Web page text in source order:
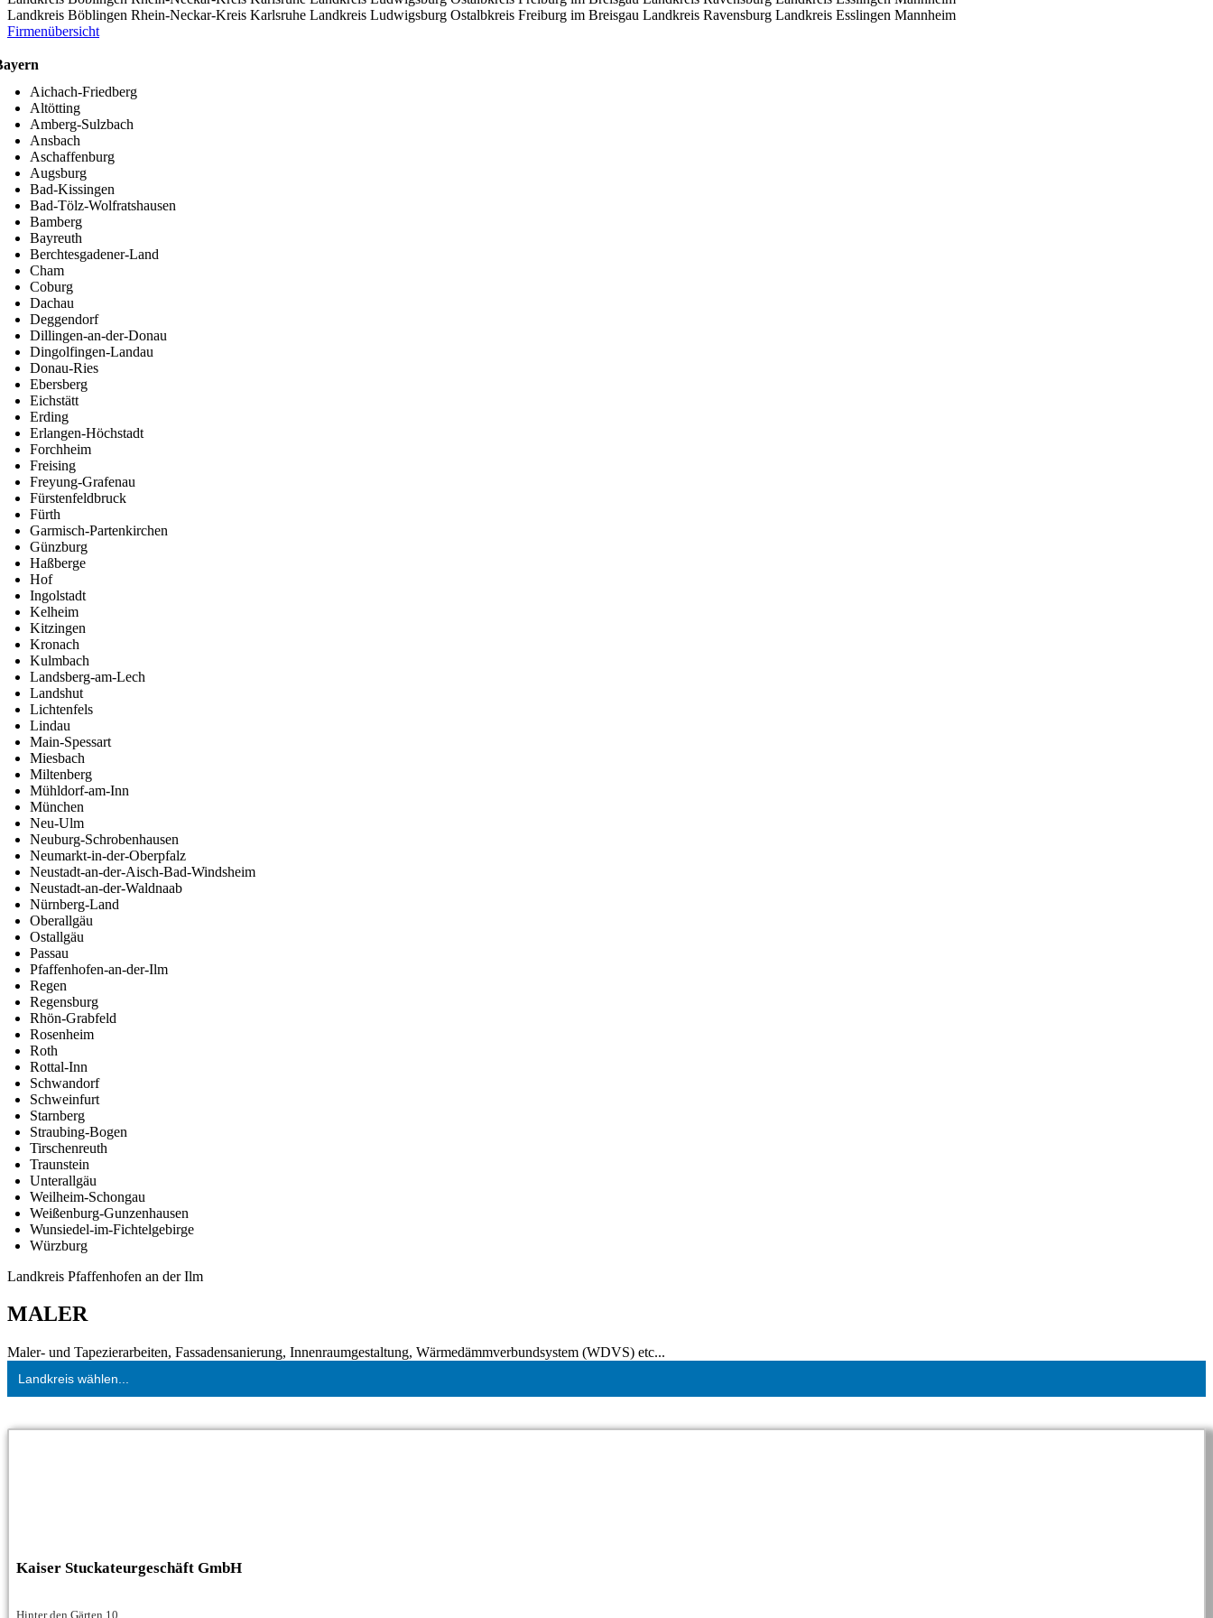
Landkreis Böblingen Rhein-Neckar-Kreis Karlsruhe Landkreis Ludwigsburg Ostalbkreis Freiburg im Breisgau Landkreis Ravensburg Landkreis Esslingen Mannheim
Firmenübersicht
Aichach-Friedberg
Altötting
Amberg-Sulzbach
Ansbach
Aschaffenburg
Augsburg
Bad-Kissingen
Bad-Tölz-Wolfratshausen
Bamberg
Bayreuth
Berchtesgadener-Land
Cham
Coburg
Dachau
Deggendorf
Dillingen-an-der-Donau
Dingolfingen-Landau
Donau-Ries
Ebersberg
Eichstätt
Erding
Erlangen-Höchstadt
Forchheim
Freising
Freyung-Grafenau
Fürstenfeldbruck
Fürth
Garmisch-Partenkirchen
Günzburg
Haßberge
Hof
Ingolstadt
Kelheim
Kitzingen
Kronach
Kulmbach
Landsberg-am-Lech
Landshut
Lichtenfels
Lindau
Main-Spessart
Miesbach
Miltenberg
Mühldorf-am-Inn
München
Neu-Ulm
Neuburg-Schrobenhausen
Neumarkt-in-der-Oberpfalz
Neustadt-an-der-Aisch-Bad-Windsheim
Neustadt-an-der-Waldnaab
Nürnberg-Land
Oberallgäu
Ostallgäu
Passau
Pfaffenhofen-an-der-Ilm
Regen
Regensburg
Rhön-Grabfeld
Rosenheim
Roth
Rottal-Inn
Schwandorf
Schweinfurt
Starnberg
Straubing-Bogen
Tirschenreuth
Traunstein
Unterallgäu
Weilheim-Schongau
Weißenburg-Gunzenhausen
Wunsiedel-im-Fichtelgebirge
Würzburg
Landkreis Pfaffenhofen an der Ilm
MALER
Maler- und Tapezierarbeiten, Fassadensanierung, Innenraumgestaltung, Wärmedämmverbundsystem (WDVS) etc...
Landkreis wählen...
Kaiser Stuckateurgeschäft GmbH
Hinter den Gärten 10